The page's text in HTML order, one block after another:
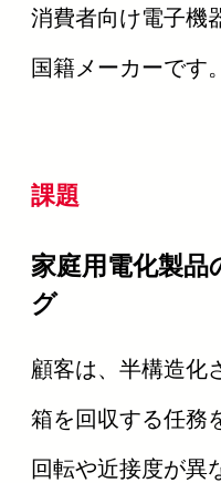
消費者向け電子機
国籍メーカーです。
課題
家庭用電化製
グ
顧客は、半構造化
箱を回収する任務
回転や近接度が異